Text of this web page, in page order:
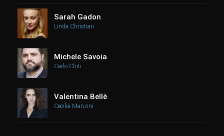
Sarah Gadon
Linda Christian
Michele Savoia
Carlo Chiti
Valentina Bellè
Cecilia Manzini